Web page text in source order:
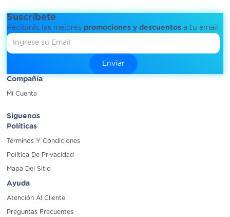
Suscríbete
Recibirás las mejores promociones y descuentos a tu email.
Compañía
Mi Cuenta
Siguenos
Políticas
Términos Y Condiciones
Política De Privacidad
Mapa Del Sitio
Ayuda
Atención Al Cliente
Preguntas Frecuentes